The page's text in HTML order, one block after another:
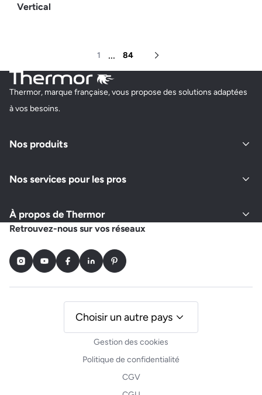
Vertical
1 ... 84
Page suivante
Thermor, marque française, vous propose des solutions adaptées
à vos besoins.
Nos produits
Nos services pour les pros
À propos de Thermor
Retrouvez-nous sur vos réseaux
InstagramYoutubeFacebookLinkedInPinterest
Gestion des cookies
Politique de confidentialité
CGV
Choisir un autre pays